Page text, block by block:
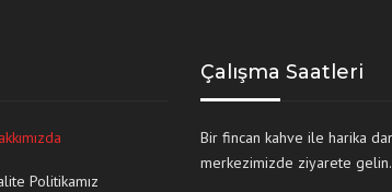
Politikamız
Çalışma Saatleri
Bir fincan kahve ile harika
merkezimizde ziyarete gelin.